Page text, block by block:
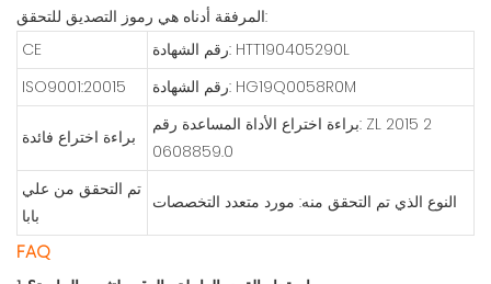
المرفقة أدناه هي رموز التصديق للتحقق:
CE
رقم الشهادة: HTT190405290L
ISO9001:20015
رقم الشهادة: HG19Q0058R0M
براءة اختراع فائدة
براءة اختراع الأداة المساعدة رقم: ZL 2015 2
0608859.0
تم التحقق من علي
بابا
النوع الذي تم التحقق منه: مورد متعدد التخصصات
FAQ